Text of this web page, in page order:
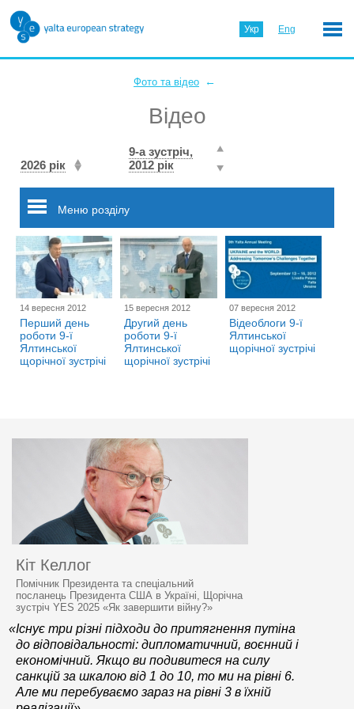
Укр Eng
Фото та відео ←
Відео
2026 рік
9-а зустріч,
2012 рік
Меню розділу
14 вересня 2012
Перший день
роботи 9-ї
Ялтинської
щорічної зустрічі
15 вересня 2012
Другий день
роботи 9-ї
Ялтинської
щорічної зустрічі
07 вересня 2012
Відеоблоги 9-ї
Ялтинської
щорічної зустрічі
Кіт Келлог
Помічник Президента та спеціальний
посланець Президента США в Україні, Щорічна
зустріч YES 2025 «Як завершити війну?»
«Існує три різні підходи до притягнення путіна
до відповідальності: дипломатичний, воєнний і
економічний. Якщо ви подивитеся на силу
санкцій за шкалою від 1 до 10, то ми на рівні 6.
Але ми перебуваємо зараз на рівні 3 в їхній